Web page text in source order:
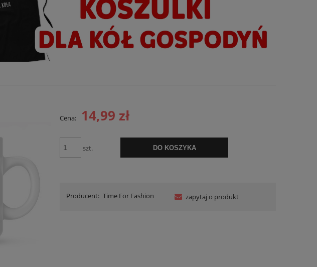
Cena: 14,99 zł
szt. DO KOSZYKA
Producent: Time For Fashion zapytaj o produkt